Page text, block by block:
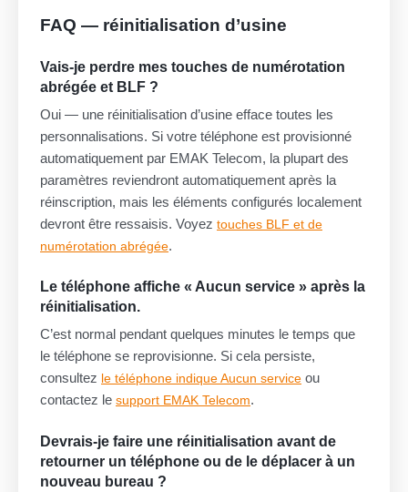
FAQ — réinitialisation d’usine
Vais-je perdre mes touches de numérotation
abrégée et BLF ?
Oui — une réinitialisation d’usine efface toutes les
personnalisations. Si votre téléphone est provisionné
automatiquement par EMAK Telecom, la plupart des
paramètres reviendront automatiquement après la
réinscription, mais les éléments configurés localement
devront être ressaisis. Voyez touches BLF et de
numérotation abrégée.
Le téléphone affiche « Aucun service » après la
réinitialisation.
C’est normal pendant quelques minutes le temps que
le téléphone se reprovisionne. Si cela persiste,
consultez le téléphone indique Aucun service ou
contactez le support EMAK Telecom.
Devrais-je faire une réinitialisation avant de
retourner un téléphone ou de le déplacer à un
nouveau bureau ?